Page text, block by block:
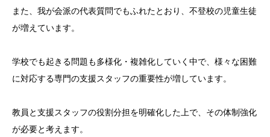
また、我が会派の代表質問でもふれたとおり、不登校の児童生徒
が増えています。
学校でも起きる問題も多様化・複雑化していく中で、様々な困難
に対応する専門の支援スタッフの重要性が増しています。
教員と支援スタッフの役割分担を明確化した上で、その体制強化
が必要と考えます。